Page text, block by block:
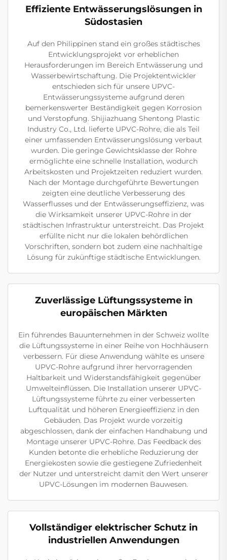
Effiziente Entwässerungslösungen in
Südostasien
Auf den Philippinen stand ein großes städtisches
Entwicklungsprojekt vor erheblichen
Herausforderungen im Bereich Entwässerung und
Wasserbewirtschaftung. Die Projektentwickler
entschieden sich für unsere UPVC-
Entwässerungssysteme aufgrund deren
bemerkenswerter Beständigkeit gegen Korrosion
und Verstopfung. Shijiazhuang Shentong Plastic
Industry Co., Ltd. lieferte UPVC-Rohre, die als Teil
einer umfassenden Entwässerungslösung verbaut
wurden. Die geringe Gewichtsklasse der Rohre
ermöglichte eine schnelle Installation, wodurch
Arbeitskosten und Projektzeiten reduziert wurden.
Nach der Montage durchgeführte Bewertungen
zeigten eine deutliche Verbesserung des
Wasserflusses und der Entwässerungseffizienz, was
die Wirksamkeit unserer UPVC-Rohre in der
städtischen Infrastruktur unterstreicht. Das Projekt
erfüllte nicht nur die lokalen behördlichen
Vorschriften, sondern bot zudem eine nachhaltige
Lösung für zukünftige städtische Entwicklungen.
Zuverlässige Lüftungssysteme in
europäischen Märkten
Ein führendes Bauunternehmen in der Schweiz wollte
die Lüftungssysteme in einer Reihe von Hochhäusern
verbessern. Für diese Anwendung wählte es unsere
UPVC-Rohre aufgrund ihrer hervorragenden
Haltbarkeit und Widerstandsfähigkeit gegenüber
Umwelteinflüssen. Die Installation unserer UPVC-
Lüftungssysteme führte zu einer verbesserten
Luftqualität und höheren Energieeffizienz in den
Gebäuden. Das Projekt wurde vorzeitig
abgeschlossen, dank der einfachen Handhabung und
Montage unserer UPVC-Rohre. Das Feedback des
Kunden betonte die erhebliche Reduzierung der
Energiekosten sowie die gestiegene Zufriedenheit
der Nutzer und unterstreicht damit den Wert unserer
UPVC-Lösungen im modernen Bauwesen.
Vollständiger elektrischer Schutz in
industriellen Anwendungen